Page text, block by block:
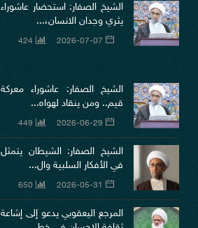
الشيخ الصفار: استحضار عاشوراء
يثري وجدان الانسان،...
2026-07-07
424
الشيخ الصفار: عاشوراء معركة
قيم.. ومن ينقاد لهواه...
2026-06-29
449
الشيخ الصفار: الشيطان يتمثل
في الأفكار السلبية وال...
2026-05-31
650
المرجع اليعقوبي يدعو إلى إشاعة